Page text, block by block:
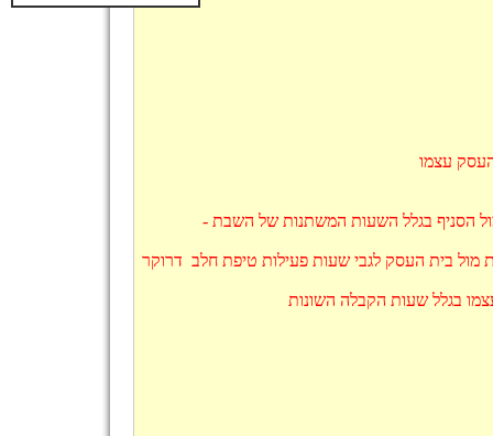
עצמו
הסניף בגלל השעות המשתנות של השבת -
בית העסק לגבי שעות פעילות טיפת חלב דרוקר
בגלל שעות הקבלה השונות